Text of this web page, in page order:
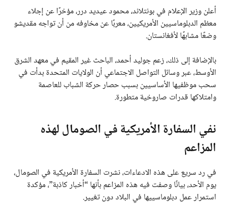
أعلن وزير الإعلام في بونتلاند، محمود عيديد درر، مؤخرًا عن إجلاء
معظم الدبلوماسيين الأمريكيين، معربًا عن مخاوفه من أن تواجه مقديشو
وضعًا مشابهًا لأفغانستان.
بالإضافة إلى ذلك، زعم جوليد أحمد، الباحث غير المقيم في معهد الشرق
الأوسط، عبر وسائل التواصل الاجتماعي أن الولايات المتحدة بدأت في
سحب موظفيها الأساسيين بسبب حصار حركة الشباب للعاصمة
وامتلاكها قدرات صاروخية متطورة.
نفي السفارة الأمريكية في الصومال لهذه
المزاعم
في رد سريع على هذه الادعاءات، نشرت السفارة الأمريكية في الصومال،
يوم الأحد، بيانًا وصفت فيه هذه المزاعم بأنها “أخبار كاذبة”، مؤكدة
استمرار عمل دبلوماسييها في البلاد دون تغيير.